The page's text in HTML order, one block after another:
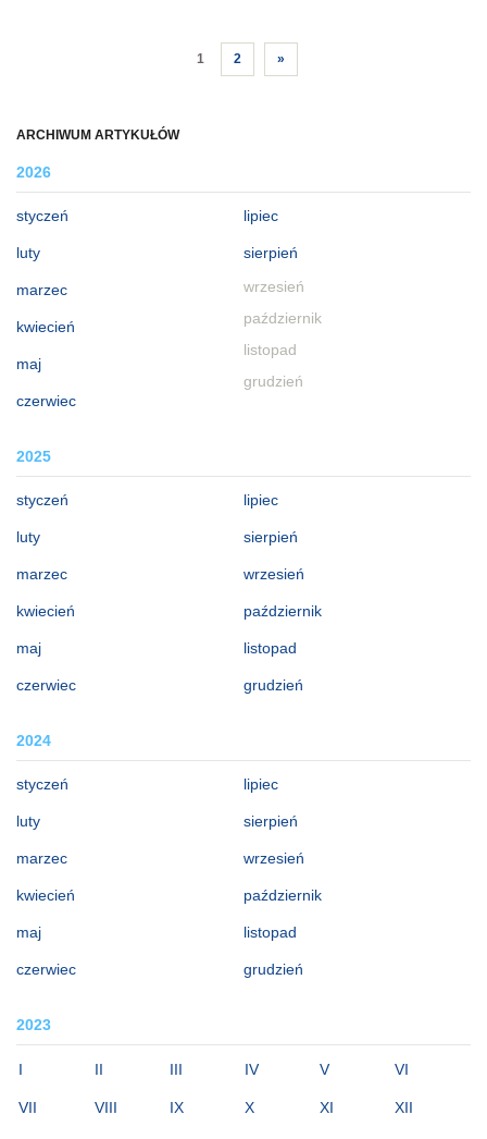
ARCHIWUM ARTYKUŁÓW
2026
styczeń
luty
marzec
kwiecień
maj
czerwiec
lipiec
sierpień
wrzesień
październik
listopad
grudzień
2025
styczeń
luty
marzec
kwiecień
maj
czerwiec
lipiec
sierpień
wrzesień
październik
listopad
grudzień
2024
styczeń
luty
marzec
kwiecień
maj
czerwiec
lipiec
sierpień
wrzesień
październik
listopad
grudzień
2023
I II III IV V VI
VII VIII IX X XI XII
1 2 »